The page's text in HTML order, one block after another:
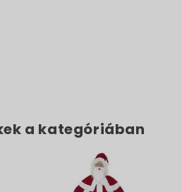
a kategóriában